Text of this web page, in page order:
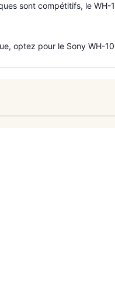
sont compétitifs, le
optez pour le Sony